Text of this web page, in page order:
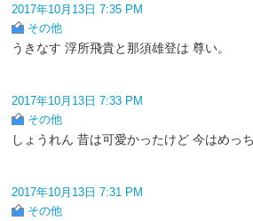
2017年10月13日 7:35 PM
その他
うきなす 浮所飛貴と那須雄登は 尊い。
2017年10月13日 7:33 PM
その他
しょうれん 昔は可愛かったけど 今はめっ
2017年10月13日 7:31 PM
その他